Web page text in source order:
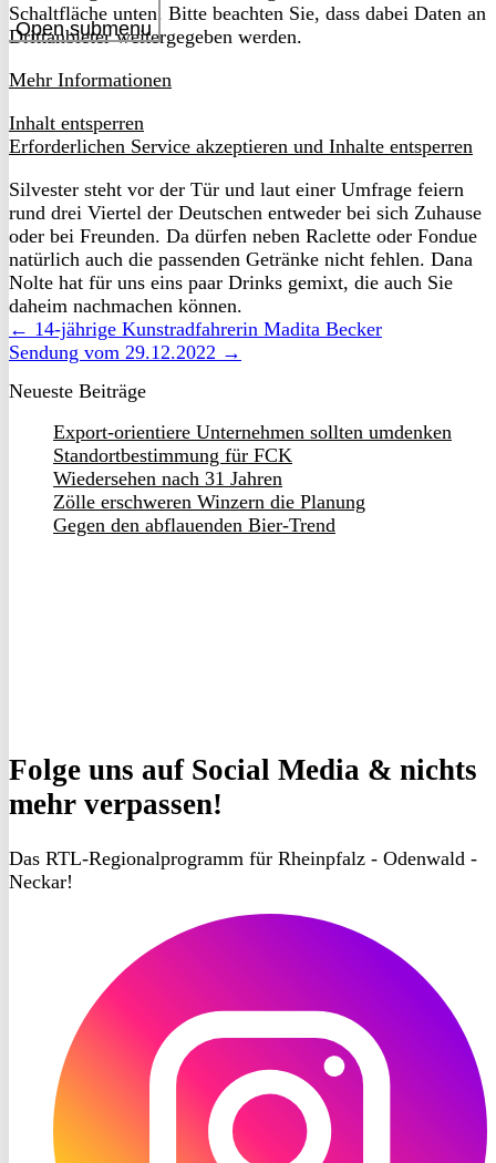
Open submenu
Schaltfläche unten. Bitte beachten Sie, dass dabei Daten an
Drittanbieter weitergegeben werden.
Mehr Informationen
Inhalt entsperren
Erforderlichen Service akzeptieren und Inhalte entsperren
Silvester steht vor der Tür und laut einer Umfrage feiern
rund drei Viertel der Deutschen entweder bei sich Zuhause
oder bei Freunden. Da dürfen neben Raclette oder Fondue
natürlich auch die passenden Getränke nicht fehlen. Dana
Nolte hat für uns eins paar Drinks gemixt, die auch Sie
daheim nachmachen können.
← 14-jährige Kunstradfahrerin Madita Becker
Sendung vom 29.12.2022 →
Neueste Beiträge
Export-orientiere Unternehmen sollten umdenken
Standortbestimmung für FCK
Wiedersehen nach 31 Jahren
Zölle erschweren Winzern die Planung
Gegen den abflauenden Bier-Trend
Folge uns auf Social Media & nichts
mehr verpassen!
Das RTL-Regionalprogramm für Rheinpfalz - Odenwald -
Neckar!
Instagram